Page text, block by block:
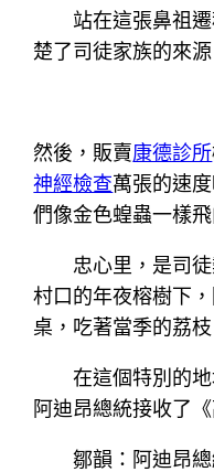
站在這張鼻祖
楚了司徒家族的來
然後，販賣康德診所
神經檢查萬張的速
們像金色蝗蟲一樣飛
忠心里，是司
村口的年夜榕樹下
桌，吃著當季的荔
在這個特別的
阿迪昂總統接收了
鄒韻：阿迪昂